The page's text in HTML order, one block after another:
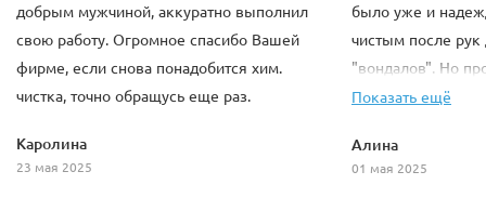
добрым мужчиной, аккуратно выполнил
свою работу. Огромное спасибо Вашей
фирме, если снова понадобится хим.
чистка, точно обращусь еще раз.
Каролина
23 мая 2025
было уже и
чистым после рук
"вондалов". Но
мастеров
обращаться к
рекомендовать
Показать ещё
Алина
01 мая 2025